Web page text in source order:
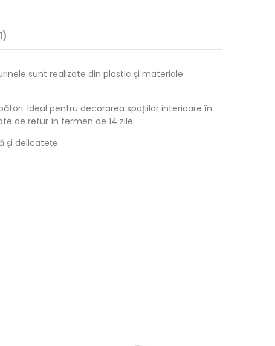
sunt realizate din plastic și materiale
Ideal pentru decorarea spațiilor interioare în
de retur în termen de 14 zile.
și delicatețe.